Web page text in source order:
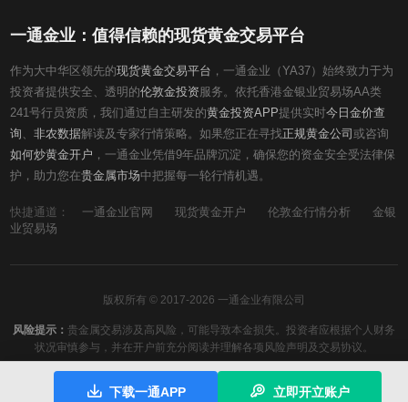
一通金业：值得信赖的现货黄金交易平台
作为大中华区领先的现货黄金交易平台 ，一通金业（YA37）始终致力于为
投资者提供安全、透明的伦敦金投资服务。依托香港金银业贸易场AA类
241号行员资质，我们通过自主研发的黄金投资APP提供实时今日金价查
询 、非农数据解读及专家行情策略。如果您正在寻找正规黄金公司或咨询
如何炒黄金开户 ，一通金业凭借9年品牌沉淀，确保您的资金安全受法律保
护，助力您在贵金属市场中把握每一轮行情机遇。
快捷通道： 一通金业官网 现货黄金开户 伦敦金行情分析
金银
业贸易场
版权所有 © 2017-2026 一通金业有限公司
风险提示： 贵金属交易涉及高风险，可能导致本金损失。投资者应根据个人财务
状况审慎参与，并在开户前充分阅读并理解各项风险声明及交易协议。
下载一通APP 立即开立账户